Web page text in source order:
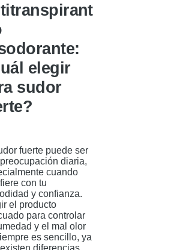
elegir
sudor
fuerte puede ser
diaria,
cuando
con tu
y confianza.
el producto
para controlar
y el mal olor
es sencillo, ya
diferencias